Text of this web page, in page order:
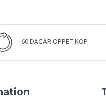
60 DAGAR ÖPPET KÖP